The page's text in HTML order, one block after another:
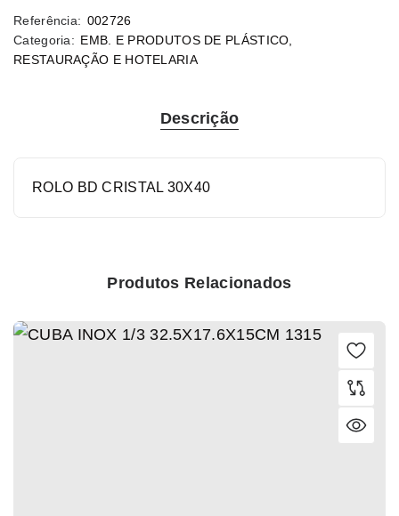
Referência: 002726
Categoria: EMB. E PRODUTOS DE PLÁSTICO
RESTAURAÇÃO E HOTELARIA
Descrição
ROLO BD CRISTAL 30X40
Produtos Relacionados